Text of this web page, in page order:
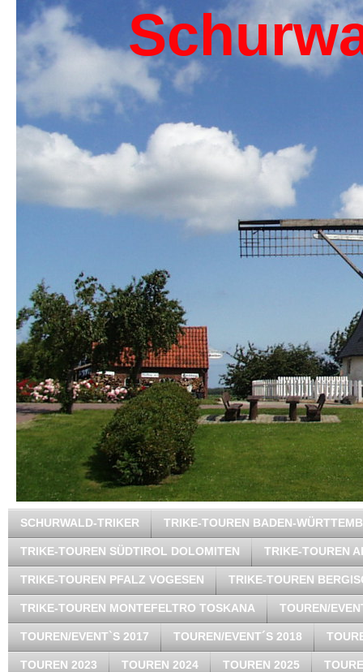
SCHURWALD-TRIKER TRIKE-TOUREN BADEN-
TRIKE-TOUREN SÜDTIROL DOLOMITEN TRIKE-TOUREN
TRIKE-TOUREN PFALZ VOGESEN TRIKE-TOUREN
TRIKE-TOUREN MONTEFELTRO TOSKANA TOUREN/
TOUREN/EVENT`S 2017 TOUREN/EVENT´S 2018
TOUREN 2023 TOUREN 2024 TOUREN 2025